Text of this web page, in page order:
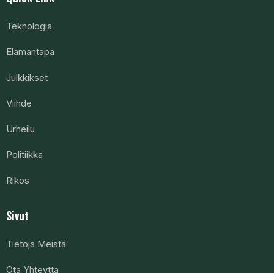
Teknologia
Elamantapa
Julkkikset
Viihde
Urheilu
Politiikka
Rikos
Sivut
Tietoja Meistä
Ota Yhteytta